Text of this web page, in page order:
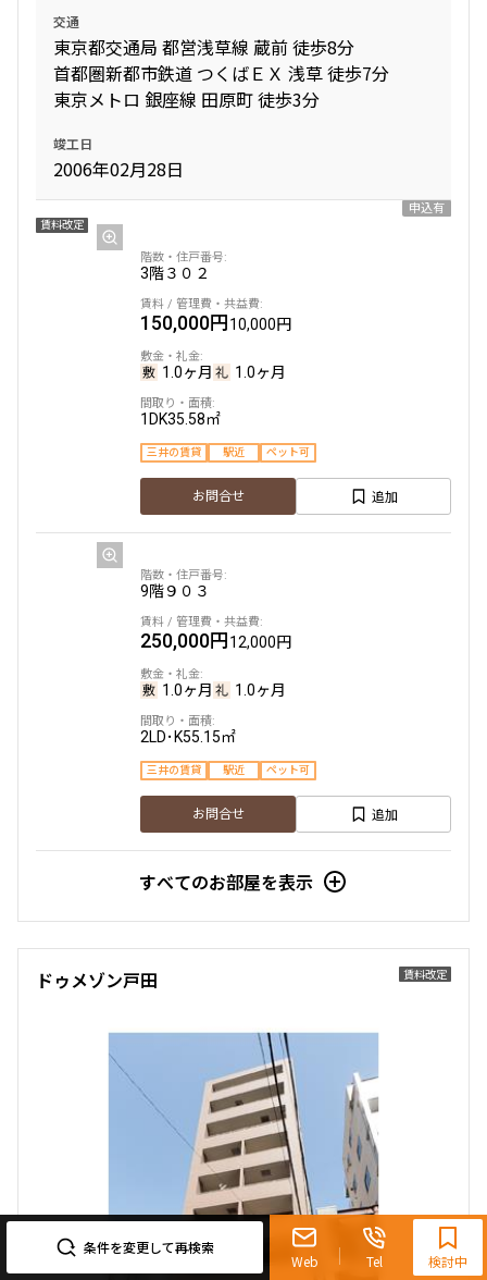
条件を変更して再検索
Web Tel
0120-321-719
9:30~18:00（水曜定休）
検討中
交通
東京都交通局 都営浅草線 蔵前 徒歩8分
首都圏新都市鉄道 つくばＥＸ 浅草 徒歩7分
東京メトロ 銀座線 田原町 徒歩3分
竣工日
2006年02月28日
賃料改定
申込有
3階３０２
150,000円10,000円
1.0ヶ月 1.0ヶ月
1DK35.58㎡
三井の賃貸 駅近 ペット可
お問合せ 追加
9階９０３
250,000円12,000円
1.0ヶ月 1.0ヶ月
2LD･K55.15㎡
三井の賃貸 駅近 ペット可
お問合せ 追加
すべてのお部屋を表示
賃料改定
ドゥメゾン戸田